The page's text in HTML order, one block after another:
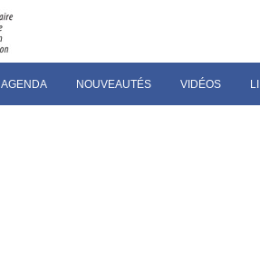
AGENDA NOUVEAUTÉS VIDÉOS